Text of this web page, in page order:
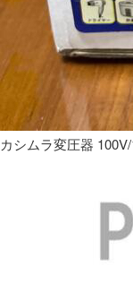
カシムラ変圧器